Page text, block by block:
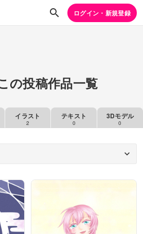
ログイン・新規登録
の投稿作品一覧
イラスト
2
テキスト
0
3Dモデル
0